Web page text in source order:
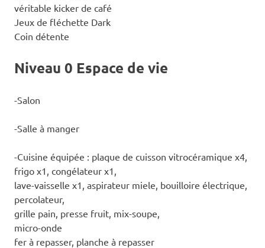
véritable kicker de café
Jeux de fléchette Dark
Coin détente
Niveau 0 Espace de vie
-Salon
-Salle à manger
-Cuisine équipée : plaque de cuisson vitrocéramique x4,
frigo x1, congélateur x1,
lave-vaisselle x1, aspirateur miele, bouilloire électrique,
percolateur,
grille pain, presse fruit, mix-soupe,
micro-onde
fer à repasser, planche à repasser